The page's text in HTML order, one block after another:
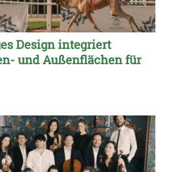
Design integriert
und Außenflächen für